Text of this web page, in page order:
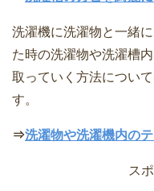
洗濯機に洗濯物と一緒
た時の洗濯物や洗濯槽
取っていく方法につい
す。
⇒洗濯物や洗濯機内の
ス